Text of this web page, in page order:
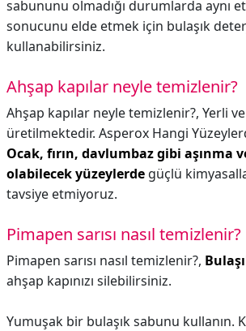
sabununu olmadığı durumlarda aynı
sonucunu elde etmek için bulaşık
kullanabilirsiniz.
Ahşap kapılar neyle temizlenir?
Ahşap kapılar neyle temizlenir?, Yerli
üretilmektedir. Asperox Hangi
Ocak, fırın, davlumbaz gibi aşınma
olabilecek yüzeylerde güçlü
tavsiye etmiyoruz.
Pimapen sarısı nasıl temizlenir?
Pimapen sarısı nasıl temizlenir?,
ahşap kapınızı silebilirsiniz.
Yumuşak bir bulaşık sabunu kullanın.